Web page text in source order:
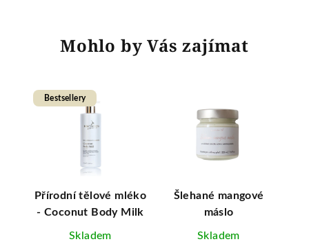
Mohlo by Vás zajímat
Bestsellery
Přírodní tělové mléko
- Coconut Body Milk
Skladem
Šlehané mangové
máslo
Skladem